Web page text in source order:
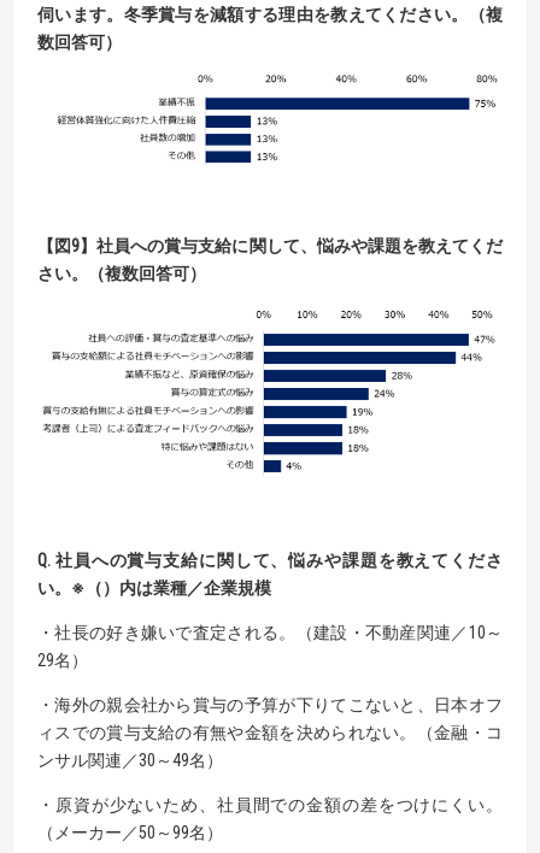
伺います。 冬季賞与を減額する理由を教えてください。（複
数回答可）
【 図9】社員への賞与支給に関して、悩みや課題を教えてくだ
さい。（複数回答可）
Q. 社員への賞与支給に関して、悩みや課題を教えてくださ
い。 ※ （）内は業種／企業規模
・社長の好き嫌いで査定される。（建設・不動産関連／10～
29名）
・海外の親会社から賞与の予算が下りてこないと、日本オフ
ィスでの賞与支給の有無や金額を決められない。（金融・コ
ンサル関連／30～49名）
・原資が少ないため、社員間での金額の差をつけにくい。
（メーカー／50～99名）